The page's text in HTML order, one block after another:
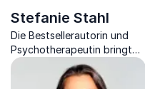
Stefanie Stahl
Die Bestsellerautorin und
Psychotherapeutin bringt
die Potenziale Ihres
Publikums zum Vorschein.